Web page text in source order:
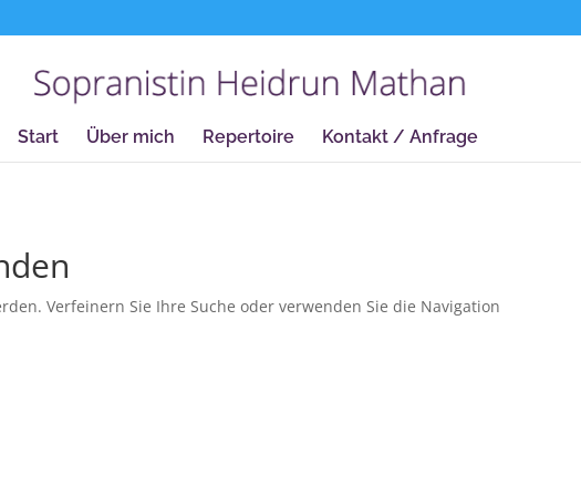
Start Über mich Repertoire Kontakt / Anfrage
Verfeinern Sie Ihre Suche oder verwenden Sie die Navigation